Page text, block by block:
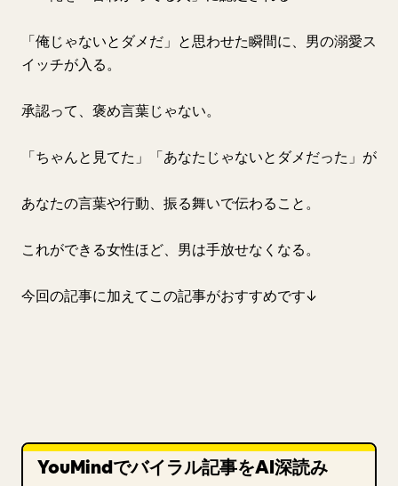
「俺じゃないとダメだ」と思わせた瞬間に、男の溺愛ス
イッチが入る。
承認って、褒め言葉じゃない。
「ちゃんと見てた」「あなたじゃないとダメだった」が
あなたの言葉や行動、振る舞いで伝わること。
これができる女性ほど、男は手放せなくなる。
今回の記事に加えてこの記事がおすすめです↓
YouMindでバイラル記事をAI深読み